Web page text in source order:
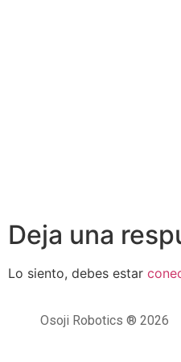
Deja una
Lo siento, debes estar
Osoji Robotics ® 2026